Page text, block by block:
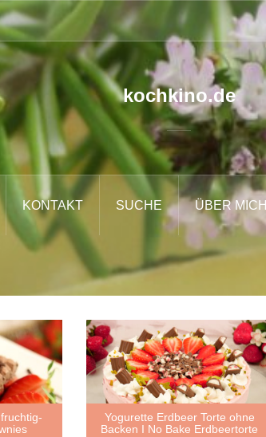
kochkino.de
KONTAKT SUCHE ÜBER MICH
Yogurette Erdbeer Torte ohne
Backen I No Bake Erdbeertorte